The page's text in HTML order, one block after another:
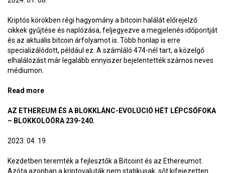
Kriptós körökben régi hagyomány a bitcoin halálát előrejelző
cikkek gyűjtése és naplózása, feljegyezve a megjelenés időpontját
és az aktuális bitcoin árfolyamot is. Több honlap is erre
specializálódott, például ez. A számláló 474-nél tart, a közelgő
elhalálozást már legalább ennyiszer bejelentették számos neves
médiumon.
Read more
AZ ETHEREUM ÉS A BLOKKLÁNC-EVOLÚCIÓ HÉT LÉPCSŐFOKA
– BLOKKOLÓÓRA 239-240.
2023. 04. 19.
Kezdetben teremték a fejlesztők a Bitcoint és az Ethereumot.
Azóta azonban a kriptovaluták nem statikusak, sőt kifejezetten